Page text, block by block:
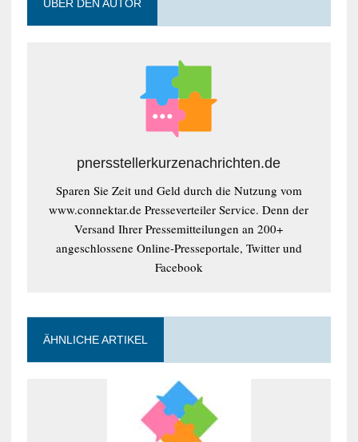
ÜBER DEN AUTOR
pnersstellerkurzenachrichten.de
Sparen Sie Zeit und Geld durch die Nutzung vom
www.connektar.de Presseverteiler Service. Denn der
Versand Ihrer Pressemitteilungen an 200+
angeschlossene Online-Presseportale, Twitter und
Facebook
ÄHNLICHE ARTIKEL